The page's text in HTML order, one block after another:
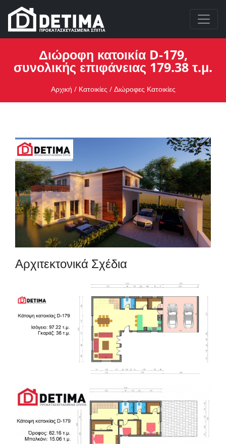
Διώροφη κατοικία D-179,
συνολικής επιφάνειας 179.38 τ.μ.
Αρχική / Κατοικίες / Διώροφες Κατοικίες
Αρχιτεκτονικά Σχέδια